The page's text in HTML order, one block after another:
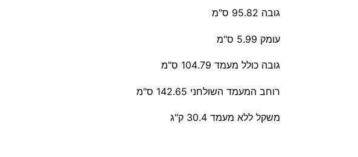
גובה 95.82 ס"מ
עומק 5.99 ס"מ
גובה כולל מעמד 104.79 ס"מ
רוחב המעמד השולחני 142.65 ס"מ
משקל ללא מעמד 30.4 ק"ג